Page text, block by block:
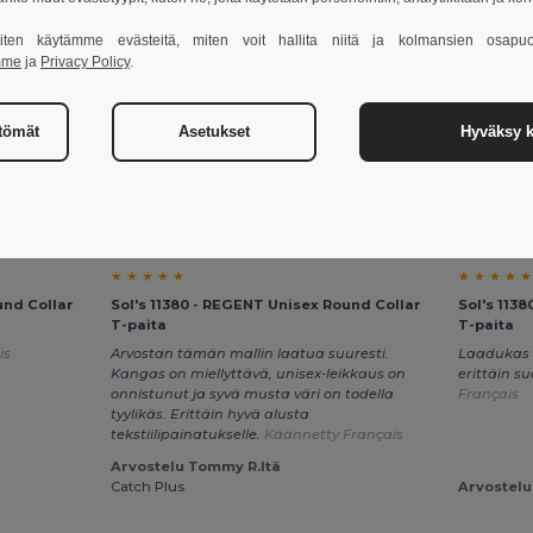
Ostokoriin
Collar
★ ★ ★ ★ ★
Sol's 11380 - REGENT Unisex Round Collar
T-paita
Arvostan tämän mallin laatua suuresti.
Kangas on miellyttävä, unisex-leikkaus on
onnistunut ja syvä musta väri on todella
tyylikäs. Erittäin hyvä alusta
tekstiilipainatukselle. Käännetty Français
Arvostelu Tommy R.ltä
Catch Plus
★ ★ ★ ★ ★
Sol's
T-paita
Laadukas
erittäin
Français
käytämme evästeitä, miten voit hallita niitä ja kolmansien
ja Privacy Policy.
Asetukset Hyväksy